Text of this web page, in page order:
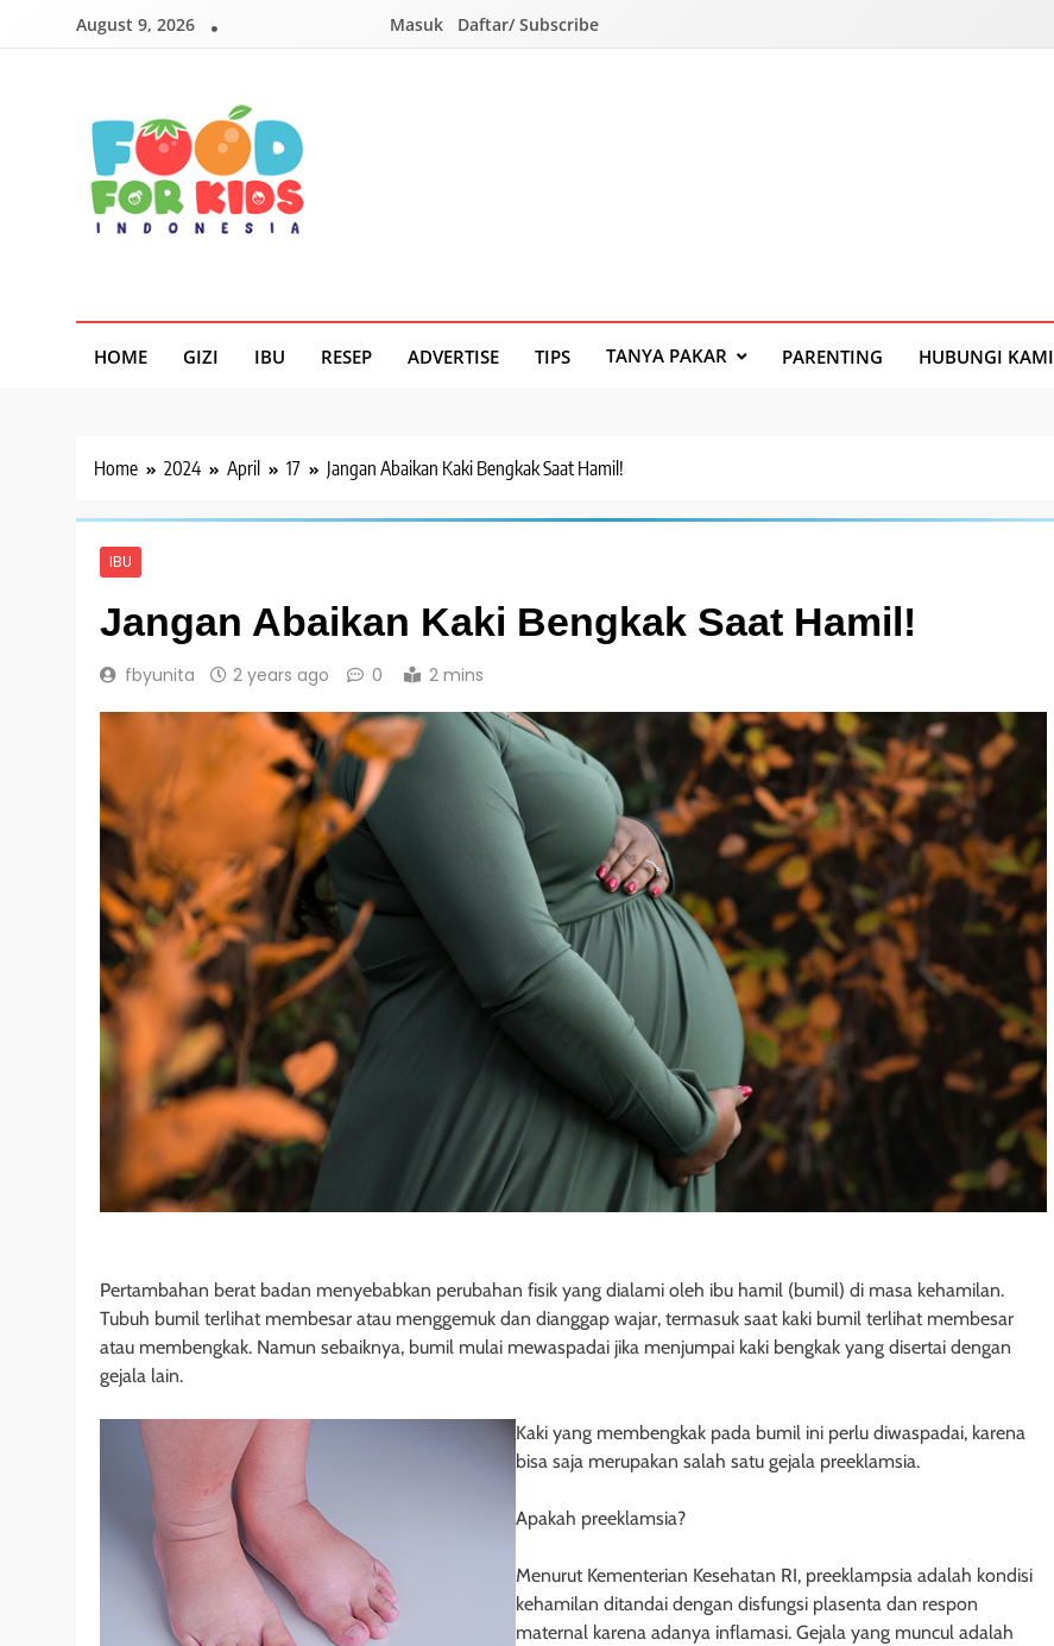
August 9, 2026 Masuk Daftar/ Subscribe
HOME GIZI IBU RESEP ADVERTISE TIPS TANYA PAKAR PARENTING HUBUNGI KAMI
Home 2024 April 17 Jangan Abaikan Kaki Bengkak Saat Hamil!
IBU
Jangan Abaikan Kaki Bengkak Saat Hamil!
fbyunita 2 years ago 0 2 mins
Pertambahan berat badan menyebabkan perubahan fisik yang dialami oleh ibu hamil (bumil) di masa kehamilan.
Tubuh bumil terlihat membesar atau menggemuk dan dianggap wajar, termasuk saat kaki bumil terlihat membesar
atau membengkak. Namun sebaiknya, bumil mulai mewaspadai jika menjumpai kaki bengkak yang disertai dengan
gejala lain.
Kaki yang membengkak pada bumil ini perlu diwaspadai, karena
bisa saja merupakan salah satu gejala preeklamsia.
Apakah preeklamsia?
Menurut Kementerian Kesehatan RI, preeklampsia adalah kondisi
kehamilan ditandai dengan disfungsi plasenta dan respon
maternal karena adanya inflamasi. Gejala yang muncul adalah